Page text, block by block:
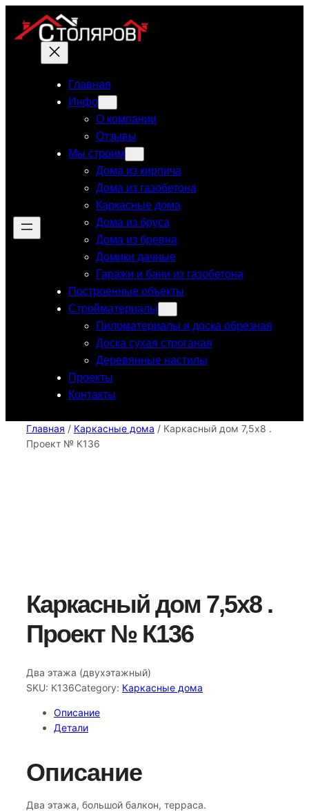
содержимому
Главная
Инфо
О компании
Отзывы
Мы строим
Дома из кирпича
Дома из газобетона
Каркасные дома
Дома из бруса
Дома из бревна
Домики дачные
Гаражи и бани из газобетона
Построенные объекты
Стройматериалы
Пиломатериалы и доска обрезная
Доска сухая строганая
Деревянные настилы
Проекты
Контакты
Главная / Каркасные дома / Каркасный дом 7,5х8 .
Проект № К136
Каркасный дом 7,5х8 .
Проект № К136
Два этажа (двухэтажный)
SKU: К136Category: Каркасные дома
Описание
Детали
Описание
Два этажа, большой балкон, терраса.